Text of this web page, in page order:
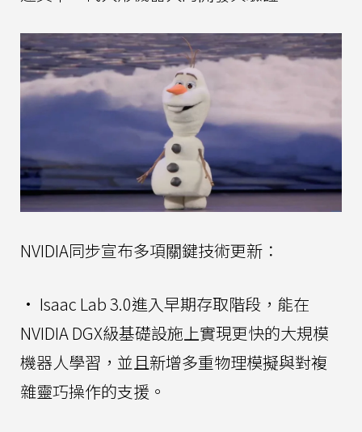
NVIDIA同步宣布多項關鍵技術更新：
• Isaac Lab 3.0進入早期存取階段，能在
NVIDIA DGX級基礎設施上實現更快的大規模
機器人學習，並且新增多重物理模擬與對複
雜靈巧操作的支援。